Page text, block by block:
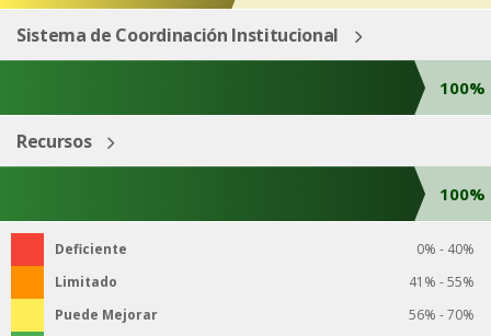
Sistema de Coordinación Institucional
100%
Recursos
100%
Deficiente
0% - 40%
Limitado
41% - 55%
Puede Mejorar
56% - 70%